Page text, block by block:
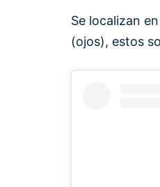
Se localizan
(ojos), estos